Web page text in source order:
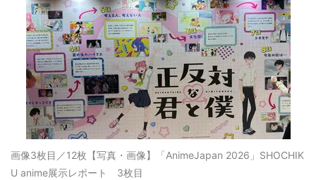
画像3枚目／12枚 【写真・画像】「AnimeJapan 2026」SHOCHIK
U anime展示レポート 3枚目